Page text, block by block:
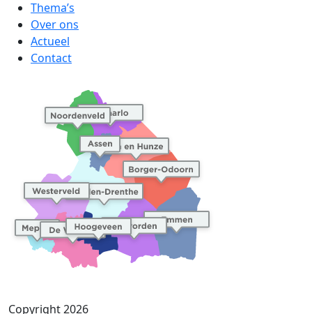
Thema’s
Over ons
Actueel
Contact
Copyright 2026